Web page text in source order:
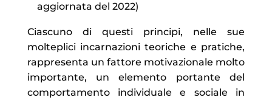
aggiornata del 2022)
Ciascuno di questi principi, nelle sue
molteplici incarnazioni teoriche e pratiche,
rappresenta un fattore motivazionale molto
importante, un elemento portante del
comportamento individuale e sociale in